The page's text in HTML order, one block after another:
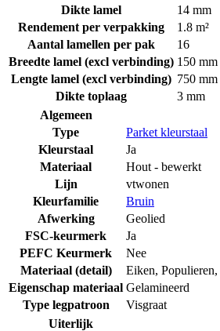
Dikte lamel
14 mm
Rendement per verpakking
1.8 m²
Aantal lamellen per pak
16
Breedte lamel (excl verbinding) 150 mm
Lengte lamel (excl verbinding) 750 mm
Dikte toplaag
3 mm
Algemeen
Type
Parket kleurstaal
Kleurstaal
Ja
Materiaal
Hout - bewerkt
Lijn
vtwonen
Kleurfamilie
Bruin
Afwerking
Geolied
FSC-keurmerk
Ja
PEFC Keurmerk
Nee
Materiaal (detail)
Eiken, Populieren,
Eigenschap materiaal Gelamineerd
Type legpatroon
Visgraat
Uiterlijk